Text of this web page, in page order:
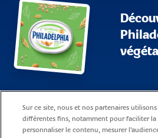
Plan du site
FAQ
Sur ce site, nous et nos partenaires
différentes fins, notamment pour faciliter
personnaliser le contenu, mesurer